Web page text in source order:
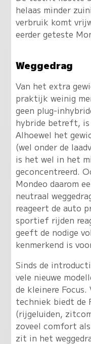
helaas minder
verbruik komt
eerder geteste
Weggedrag
Van het extra
praktijk weinig
geen plug-
hybride betreft, is
Alhoewel het
(wel onder de
is het wel in het
geconcentreerd.
Mondeo daarom
neutraal
reageert de auto
sportief rijden
geeft de nodige
kenmerkend is
Sinds de
vele nieuwe
de kleinere Focus.
techniek biedt de
(rijgeluiden,
zoveel comfort
zit in het